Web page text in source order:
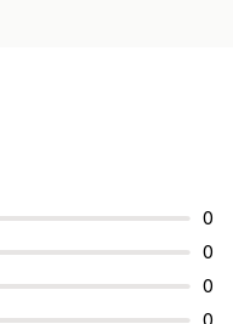
0
0
0